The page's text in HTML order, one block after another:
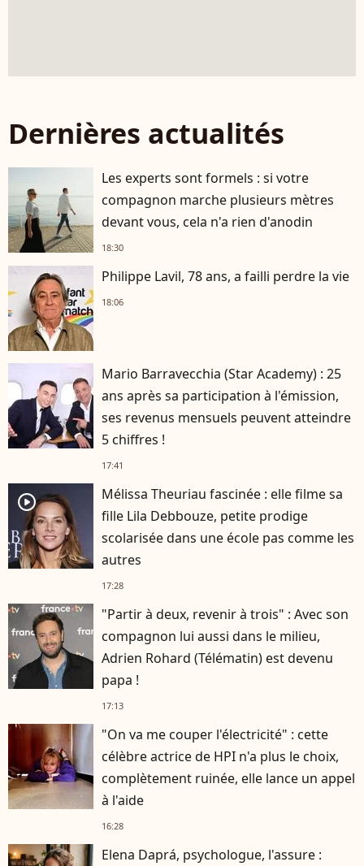
Dernières actualités
Les experts sont formels : si votre
compagnon marche plusieurs mètres
devant vous, cela n'a rien d'anodin
18:30
Philippe Lavil, 78 ans, a failli perdre la vie
18:06
Mario Barravecchia (Star Academy) : 25
ans après sa participation à l'émission,
ses revenus mensuels peuvent atteindre
5 chiffres !
17:41
player2
Mélissa Theuriau fascinée : elle filme sa
fille Lila Debbouze, petite prodige
scolarisée dans une école pas comme les
autres
17:28
"Partir à deux, revenir à trois" : Avec son
compagnon lui aussi dans le milieu,
Adrien Rohard (Télématin) est devenu
papa !
17:13
"On va me couper l'électricité" : cette
célèbre actrice de HPI n'a plus le choix,
complètement ruinée, elle lance un appel
à l'aide
16:28
Elena Daprá, psychologue, l'assure :